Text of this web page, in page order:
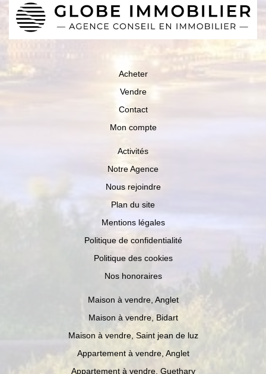
Acheter
Vendre
Contact
Mon compte
Activités
Notre Agence
Nous rejoindre
Plan du site
Mentions légales
Politique de confidentialité
Politique des cookies
Nos honoraires
Maison à vendre, Anglet
Maison à vendre, Bidart
Maison à vendre, Saint jean de luz
Appartement à vendre, Anglet
Appartement à vendre, Guethary